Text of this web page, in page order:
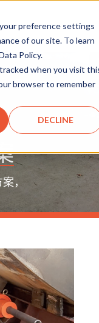
preference settings
of our site. To learn
Policy.
when you visit
browser to remember
DECLINE
，